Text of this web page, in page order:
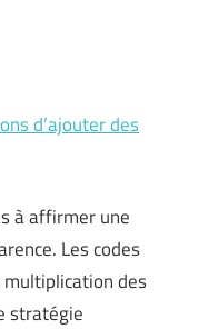
d’ajouter des
à affirmer une
Les codes
des
stratégie